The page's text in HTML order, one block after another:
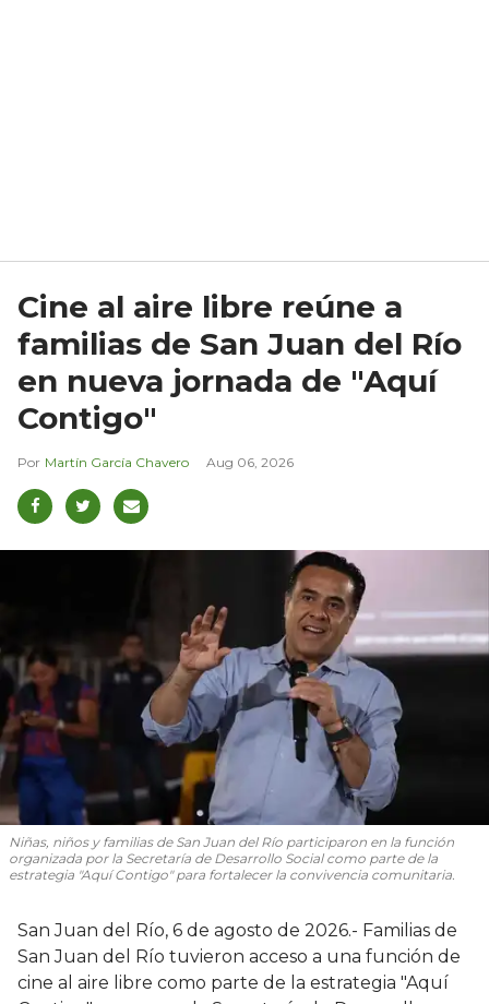
Cine al aire libre reúne a
familias de San Juan del Río
en nueva jornada de "Aquí
Contigo"
Martín García Chavero Aug 06, 2026
Niñas, niños y familias de San Juan del Río participaron en la función
organizada por la Secretaría de Desarrollo Social como parte de la
estrategia "Aquí Contigo" para fortalecer la convivencia comunitaria.
San Juan del Río, 6 de agosto de 2026.- Familias de
San Juan del Río tuvieron acceso a una función de
cine al aire libre como parte de la estrategia "Aquí